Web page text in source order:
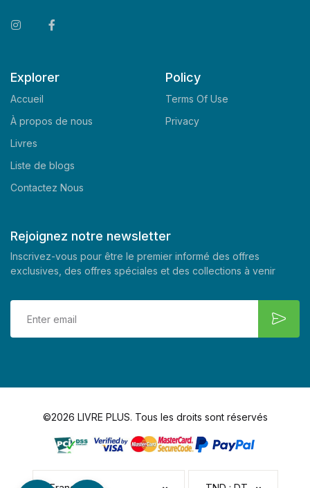
Explorer
Accueil
À propos de nous
Livres
Liste de blogs
Contactez Nous
Policy
Terms Of Use
Privacy
Rejoignez notre newsletter
Inscrivez-vous pour être le premier informé des offres
exclusives, des offres spéciales et des collections à venir
©2026 LIVRE PLUS. Tous les droits sont réservés